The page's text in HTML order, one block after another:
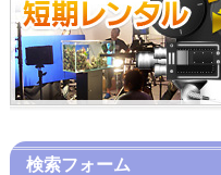
検索フォーム